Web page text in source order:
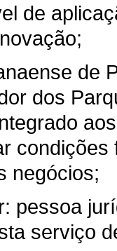
de
de
dos
negócios;
pessoa
serviço